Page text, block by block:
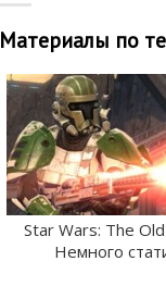
Материалы по
Star Wars: The
Немного